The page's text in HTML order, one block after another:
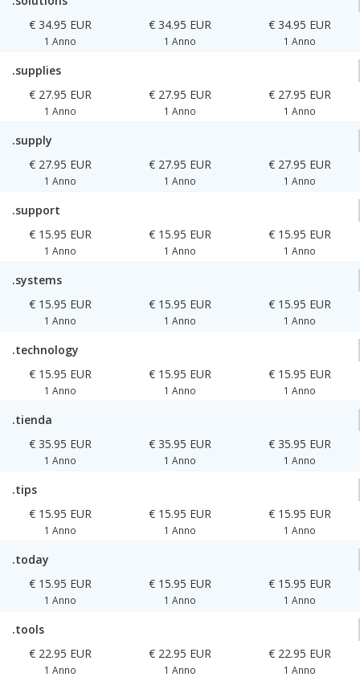
€ 34.95 EUR
1 Anno
€ 34.95 EUR
1 Anno
€ 34.95 EUR
1 Anno
.supplies
€ 27.95 EUR
1 Anno
€ 27.95 EUR
1 Anno
€ 27.95 EUR
1 Anno
.supply
€ 27.95 EUR
1 Anno
€ 27.95 EUR
1 Anno
€ 27.95 EUR
1 Anno
.support
€ 15.95 EUR
1 Anno
€ 15.95 EUR
1 Anno
€ 15.95 EUR
1 Anno
.systems
€ 15.95 EUR
1 Anno
€ 15.95 EUR
1 Anno
€ 15.95 EUR
1 Anno
.technology
€ 15.95 EUR
1 Anno
€ 15.95 EUR
1 Anno
€ 15.95 EUR
1 Anno
.tienda
€ 35.95 EUR
1 Anno
€ 35.95 EUR
1 Anno
€ 35.95 EUR
1 Anno
.tips
€ 15.95 EUR
1 Anno
€ 15.95 EUR
1 Anno
€ 15.95 EUR
1 Anno
.today
€ 15.95 EUR
1 Anno
€ 15.95 EUR
1 Anno
€ 15.95 EUR
1 Anno
.tools
€ 22.95 EUR
1 Anno
€ 22.95 EUR
1 Anno
€ 22.95 EUR
1 Anno